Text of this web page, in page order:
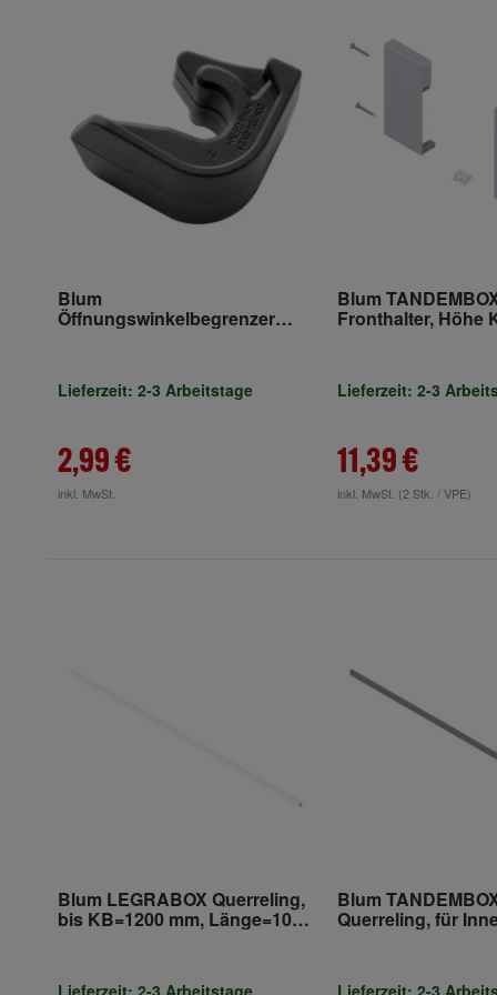
Blum
Öffnungswinkelbegrenzer
Lieferzeit: 2-3 Arbeitstage
2,99 €
inkl. MwSt.
Blum
Fronthalter, Höhe
antaro, weissgrau
Lieferzeit: 2-3
11,39 €
inkl. MwSt. (2 Stk. / VPE)
Blum LEGRABOX Querreling,
bis KB=1200 mm, Länge=1080
Lieferzeit: 2-3 Arbeitstage
Blum
Querreling, für
Ablängen, für
Lieferzeit: 2-3